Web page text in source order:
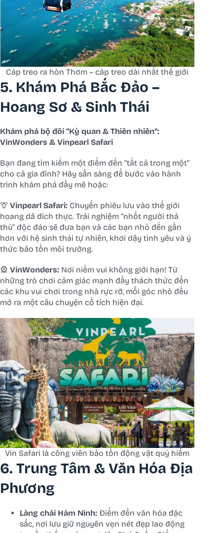
Cáp treo ra hòn Thơm – cáp treo dài nhất thế giới
5. Khám Phá Bắc Đảo –
Hoang Sơ & Sinh Thái
Khám phá bộ đôi “Kỳ quan & Thiên nhiên”:
VinWonders & Vinpearl Safari
Bạn đang tìm kiếm một điểm đến “tất cả trong một”
cho cả gia đình? Hãy sẵn sàng để bước vào hành
trình khám phá đầy mê hoặc:
🦒 Vinpearl Safari: Chuyến phiêu lưu vào thế giới
hoang dã đích thực. Trải nghiệm “nhốt người thả
thú” độc đáo sẽ đưa bạn và các bạn nhỏ đến gần
hơn với hệ sinh thái tự nhiên, khơi dậy tình yêu và ý
thức bảo tồn môi trường.
🎡 VinWonders: Nơi niềm vui không giới hạn! Từ
những trò chơi cảm giác mạnh đầy thách thức đến
các khu vui chơi trong nhà rực rỡ, mỗi góc nhỏ đều
mở ra một câu chuyện cổ tích hiện đại.
Vin Safari là công viên bảo tồn động vật quý hiếm
6. Trung Tâm & Văn Hóa Địa
Phương
Làng chài Hàm Ninh: Điểm đến văn hóa đặc
sắc, nơi lưu giữ nguyên vẹn nét đẹp lao động